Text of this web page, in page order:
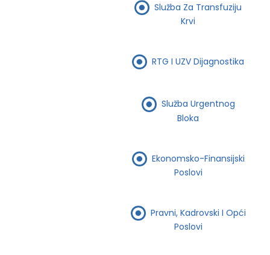
Služba Za Transfuziju
Krvi
RTG I UZV Dijagnostika
Služba Urgentnog
Bloka
Ekonomsko-Finansijski
Poslovi
Pravni, Kadrovski I Opći
Poslovi